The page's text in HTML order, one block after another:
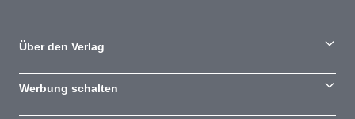
Über den Verlag
Werbung schalten